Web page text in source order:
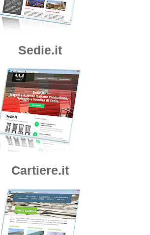
Sedie.it
Cartiere.it